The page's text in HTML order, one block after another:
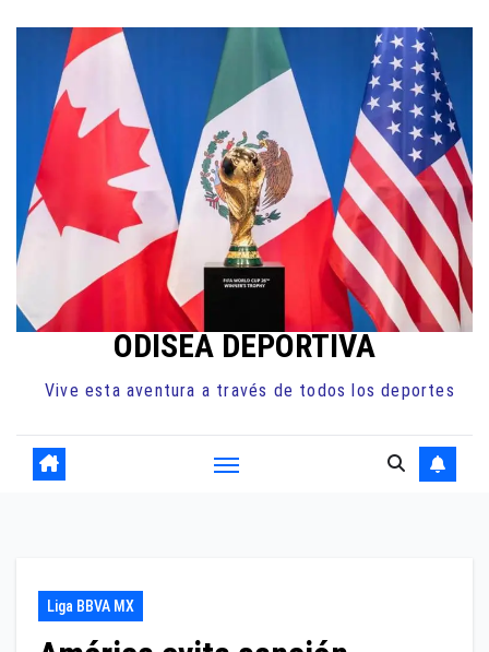
contenido
ODISEA DEPORTIVA
Vive esta aventura a través de todos los deportes
Liga BBVA MX